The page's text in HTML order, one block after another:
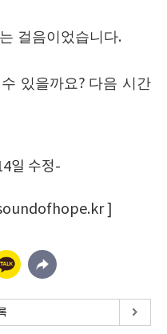
걸음이었습니다.
있을까요? 다음 시간
일 수정-
]